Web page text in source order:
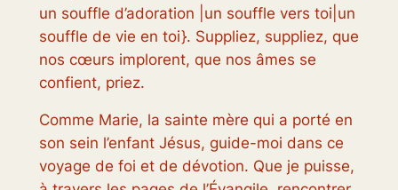
un souffle d’adoration |un souffle vers toi|un
souffle de vie en toi}. Suppliez, suppliez, que
nos cœurs implorent, que nos âmes se
confient, priez.
Comme Marie, la sainte mère qui a porté en
son sein l’enfant Jésus, guide-moi dans ce
voyage de foi et de dévotion. Que je puisse,